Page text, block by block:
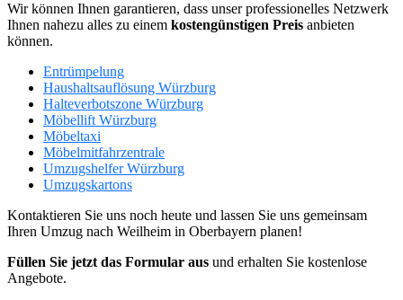
Wir können Ihnen garantieren, dass unser professionelles Netzwerk
Ihnen nahezu alles zu einem kostengünstigen Preis anbieten
können.
Entrümpelung
Haushaltsauflösung Würzburg
Halteverbotszone Würzburg
Möbellift Würzburg
Möbeltaxi
Möbelmitfahrzentrale
Umzugshelfer Würzburg
Umzugskartons
Kontaktieren Sie uns noch heute und lassen Sie uns gemeinsam
Ihren Umzug nach Weilheim in Oberbayern planen!
Füllen Sie jetzt das Formular aus und erhalten Sie kostenlose
Angebote.